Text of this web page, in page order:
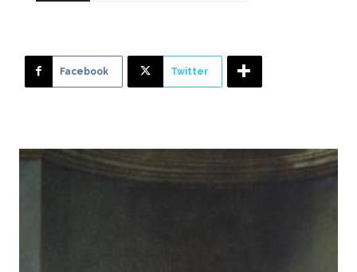
Facebook Twitter